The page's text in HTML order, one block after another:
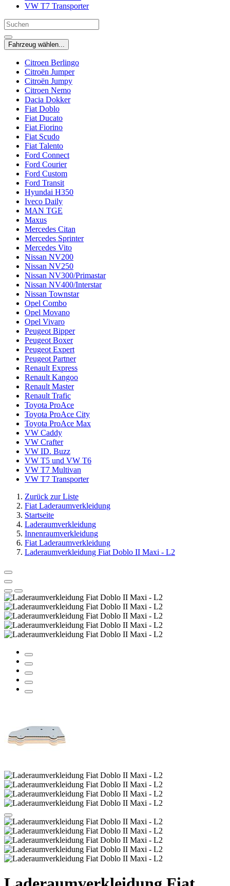
VW T7 Transporter
Fahrzeug wählen...
Citroen Berlingo
Citroën Jumper
Citroën Jumpy
Citroen Nemo
Dacia Dokker
Fiat Doblo
Fiat Ducato
Fiat Fiorino
Fiat Scudo
Fiat Talento
Ford Connect
Ford Courier
Ford Custom
Ford Transit
Hyundai H350
Iveco Daily
MAN TGE
Maxus
Mercedes Citan
Mercedes Sprinter
Mercedes Vito
Nissan NV200
Nissan NV250
Nissan NV300/Primastar
Nissan NV400/Interstar
Nissan Townstar
Opel Combo
Opel Movano
Opel Vivaro
Peugeot Bipper
Peugeot Boxer
Peugeot Expert
Peugeot Partner
Renault Express
Renault Kangoo
Renault Master
Renault Trafic
Toyota ProAce
Toyota ProAce City
Toyota ProAce Max
VW Caddy
VW Crafter
VW ID. Buzz
VW T5 und VW T6
VW T7 Multivan
VW T7 Transporter
Zurück zur Liste
Fiat Laderaumverkleidung
Startseite
Laderaumverkleidung
Innenraumverkleidung
Fiat Laderaumverkleidung
Laderaumverkleidung Fiat Doblo II Maxi - L2